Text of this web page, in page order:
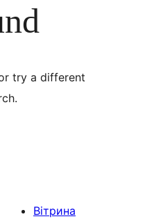
try a different
Вітрина